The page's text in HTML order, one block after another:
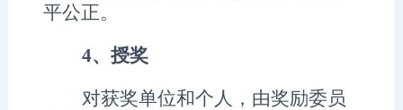
平公正。
4、授奖
对获奖单位和个人， 由奖励委员